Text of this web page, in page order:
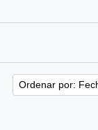
Ordenar por: